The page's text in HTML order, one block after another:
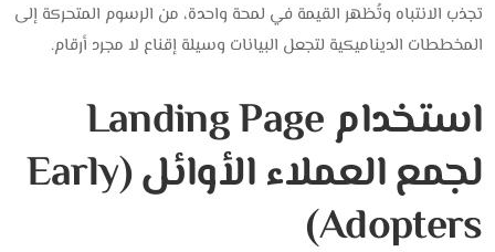
تجذب الانتباه وتُظهر القيمة في لمحة واحدة، من الرسوم المتحركة إلى
المخططات الديناميكية لتجعل البيانات وسيلة إقناع لا مجرد أرقام.
استخدام Landing Page
لجمع العملاء الأوائل (Early
Adopters)